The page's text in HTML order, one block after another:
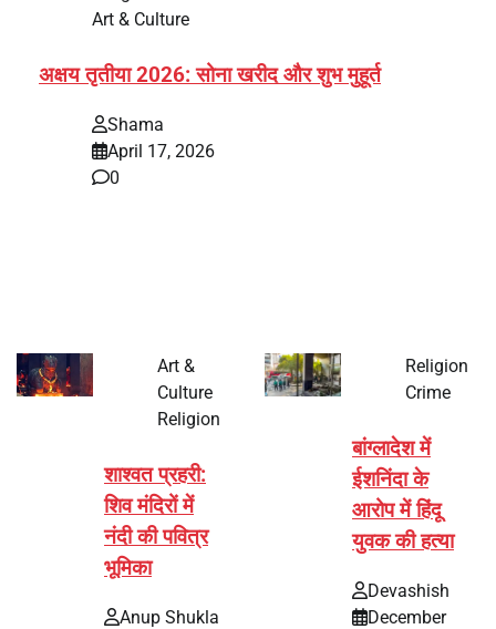
Art & Culture
अक्षय तृतीया 2026: सोना खरीद और शुभ मुहूर्त
Shama
April 17, 2026
0
Art &
Culture
Religion
शाश्वत प्रहरी:
शिव मंदिरों में
नंदी की पवित्र
भूमिका
Anup Shukla
Religion
Crime
बांग्लादेश में
ईशनिंदा के
आरोप में हिंदू
युवक की हत्या
Devashish
December